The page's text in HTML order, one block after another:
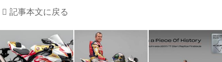
記事本文に戻る